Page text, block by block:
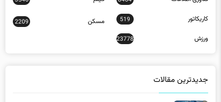
کاریکاتور 519 مسکن 2209
ورزش 23778
جدیدترین مقالات